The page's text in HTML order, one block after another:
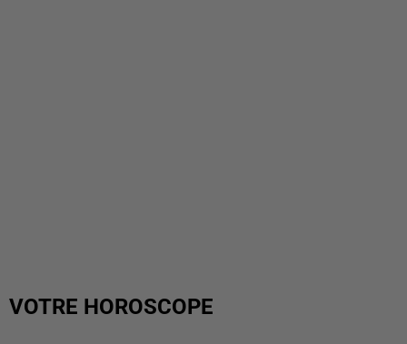
VOTRE HOROSCOPE